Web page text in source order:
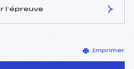
l’épreuve
ROUSTAIN JEAN PAUL
(SA)
Imprimer